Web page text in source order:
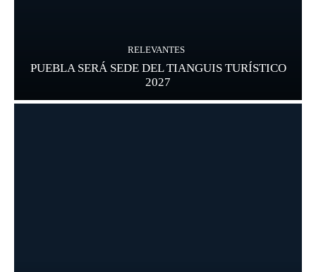
RELEVANTES
PUEBLA SERÁ SEDE DEL TIANGUIS TURÍSTICO
2027